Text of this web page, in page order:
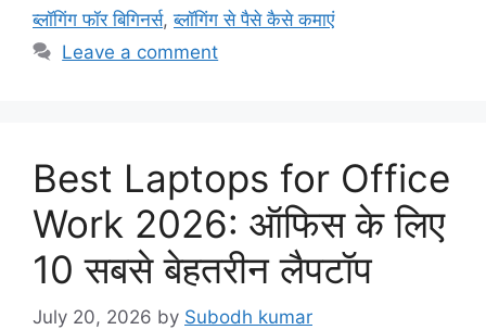
ब्लॉगिंग फॉर बिगिनर्स,ब्लॉगिंग से पैसे कैसे कमाएं
Leave a comment
Best Laptops for Office
Work 2026: ऑफिस के लिए
10 सबसे बेहतरीन लैपटॉप
July 20, 2026 by Subodh kumar